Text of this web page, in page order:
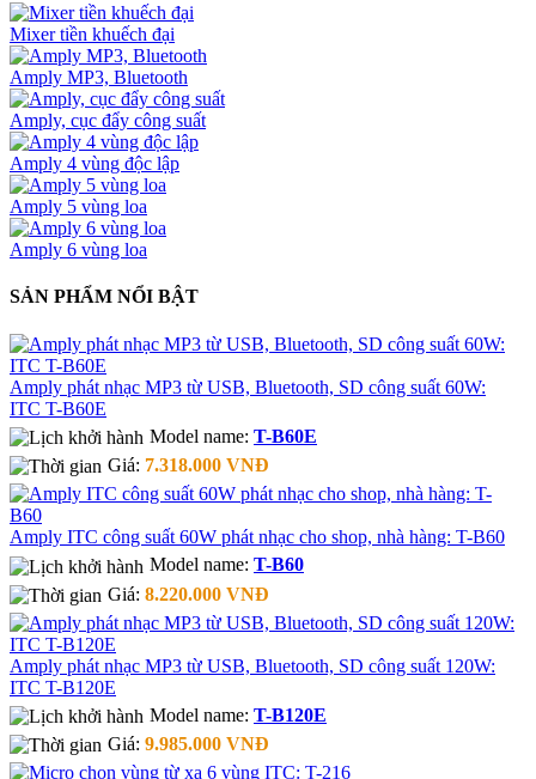
Mixer tiền khuếch đại
Amply MP3, Bluetooth
Amply, cục đẩy công suất
Amply 4 vùng độc lập
Amply 5 vùng loa
Amply 6 vùng loa
SẢN PHẨM NỔI BẬT
Amply phát nhạc MP3 từ USB, Bluetooth, SD công suất 60W:
ITC T-B60E
Model name: T-B60E
Giá: 7.318.000 VNĐ
Amply ITC công suất 60W phát nhạc cho shop, nhà hàng: T-B60
Model name: T-B60
Giá: 8.220.000 VNĐ
Amply phát nhạc MP3 từ USB, Bluetooth, SD công suất 120W:
ITC T-B120E
Model name: T-B120E
Giá: 9.985.000 VNĐ